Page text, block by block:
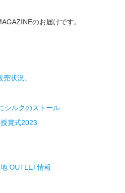
のお届けです。
状況。
シルクのストール
賞式2023
OUTLET情報